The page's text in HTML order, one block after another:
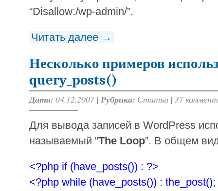
“Disallow:/wp-admin/”.
Читать далее →
Несколько примеров
query_posts()
Дата: 04.12.2007 | Рубрика: Статьи | 37
Для вывода записей в WordPress
называемый “The Loop”. В общем
<?php if (have_posts()) : ?>
<?php while (have_posts()) :